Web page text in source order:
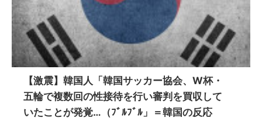
【激震】韓国人「韓国サッカー協会、W杯・
五輪で複数回の性接待を行い審判を買収して
いたことが発覚…（ﾌﾞﾙﾌﾞﾙ」＝韓国の反応